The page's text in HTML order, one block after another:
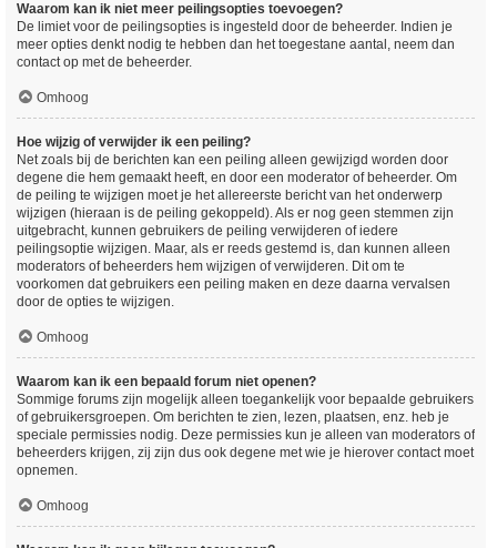
Waarom kan ik niet meer peilingsopties toevoegen?
De limiet voor de peilingsopties is ingesteld door de beheerder. Indien je
meer opties denkt nodig te hebben dan het toegestane aantal, neem dan
contact op met de beheerder.
Omhoog
Hoe wijzig of verwijder ik een peiling?
Net zoals bij de berichten kan een peiling alleen gewijzigd worden door
degene die hem gemaakt heeft, en door een moderator of beheerder. Om
de peiling te wijzigen moet je het allereerste bericht van het onderwerp
wijzigen (hieraan is de peiling gekoppeld). Als er nog geen stemmen zijn
uitgebracht, kunnen gebruikers de peiling verwijderen of iedere
peilingsoptie wijzigen. Maar, als er reeds gestemd is, dan kunnen alleen
moderators of beheerders hem wijzigen of verwijderen. Dit om te
voorkomen dat gebruikers een peiling maken en deze daarna vervalsen
door de opties te wijzigen.
Omhoog
Waarom kan ik een bepaald forum niet openen?
Sommige forums zijn mogelijk alleen toegankelijk voor bepaalde gebruikers
of gebruikersgroepen. Om berichten te zien, lezen, plaatsen, enz. heb je
speciale permissies nodig. Deze permissies kun je alleen van moderators of
beheerders krijgen, zij zijn dus ook degene met wie je hierover contact moet
opnemen.
Omhoog